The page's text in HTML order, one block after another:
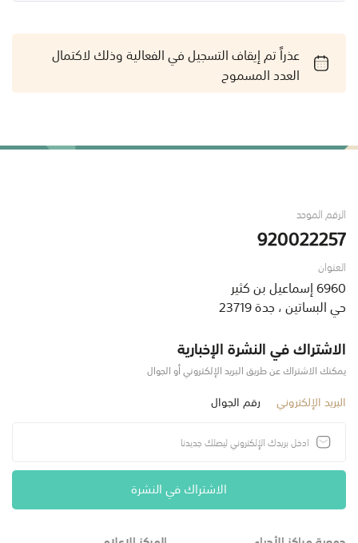
عذراً تم إيقاف التسجيل في الفعالية وذلك لاكتمال
العدد المسموح
الرقم الموحد
920022257
العنوان
6960 إسماعيل بن كثير
حي البساتين ، جدة 23719
الاشتراك في النشرة الإخبارية
يمكنك الاشتراك عن طريق البريد الإلكتروني أو الجوال
البريد الإلكتروني رقم الجوال
الاشتراك في النشرة